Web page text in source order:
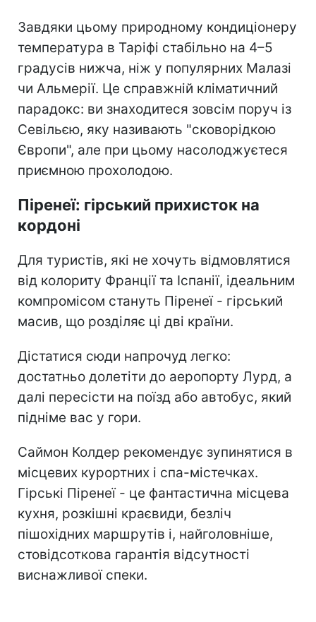
Завдяки цьому природному кондиціонеру
температура в Таріфі стабільно на 4–5
градусів нижча, ніж у популярних Малазі
чи Альмерії. Це справжній кліматичний
парадокс: ви знаходитеся зовсім поруч із
Севільєю, яку називають "сковорідкою
Європи", але при цьому насолоджуєтеся
приємною прохолодою.
Піренеї: гірський прихисток на
кордоні
Для туристів, які не хочуть відмовлятися
від колориту Франції та Іспанії, ідеальним
компромісом стануть Піренеї - гірський
масив, що розділяє ці дві країни.
Дістатися сюди напрочуд легко:
достатньо долетіти до аеропорту Лурд, а
далі пересісти на поїзд або автобус, який
підніме вас у гори.
Саймон Колдер рекомендує зупинятися в
місцевих курортних і спа-містечках.
Гірські Піренеї - це фантастична місцева
кухня, розкішні краєвиди, безліч
пішохідних маршрутів і, найголовніше,
стовідсоткова гарантія відсутності
виснажливої спеки.